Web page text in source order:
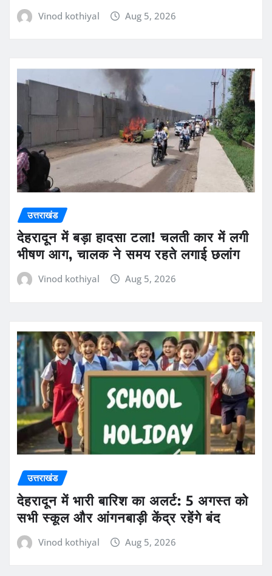
Vinod kothiyal Aug 5, 2026
उत्तराखंड
देहरादून में बड़ा हादसा टला! चलती कार में लगी
भीषण आग, चालक ने समय रहते लगाई छलांग
Vinod kothiyal Aug 5, 2026
उत्तराखंड
देहरादून में भारी बारिश का अलर्ट: 5 अगस्त को
सभी स्कूल और आंगनबाड़ी केंद्र रहेंगे बंद
Vinod kothiyal Aug 5, 2026